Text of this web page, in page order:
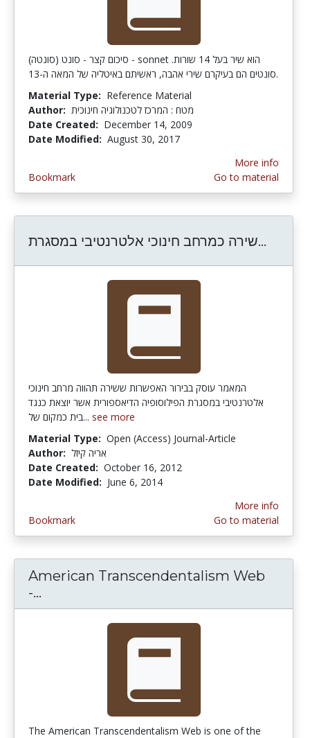
סיכום קצר - סונט (סונטה) - sonnet הוא שיר בעל 14 שורות.
סונטים הם בעיקרם שירי אהבה, ראשיתם באיטליה של המאה ה-13.
Material Type: Reference Material
Author: מטח : המרכז לטכנולוגיה חינוכית
Date Created: December 14, 2009
Date Modified: August 30, 2017
Bookmark
More info
Go to material
שירה כמרחב חינוכי אלטרנטיבי במסגרת...
המאמר עוסק בבירור האפשרות ששירה תהווה מרחב חינוכי
אלטרנטיבי במסגרת הפילוסופיה הדיאספורית אשר יוצאת כנגד
בית כמקום של... see more
Material Type: Open (Access) Journal-Article
Author: אריה קיזל
Date Created: October 16, 2012
Date Modified: June 6, 2014
Bookmark
More info
Go to material
American Transcendentalism Web
-...
The American Transcendentalism Web is one of the